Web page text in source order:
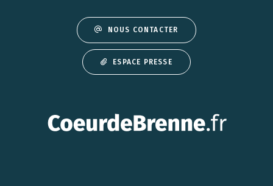
NOUS CONTACTER
ESPACE PRESSE